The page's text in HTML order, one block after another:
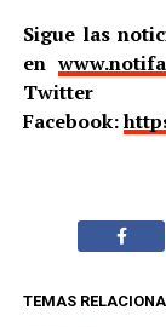
Sigue las
en
Facebook:
TEMAS